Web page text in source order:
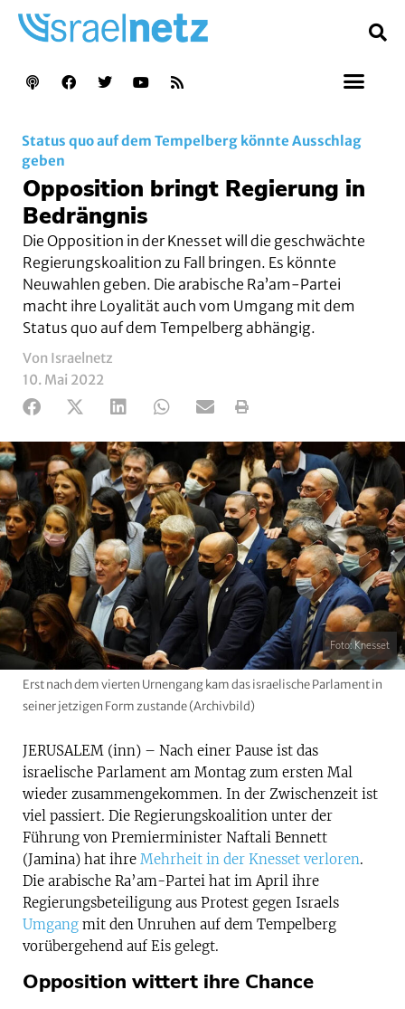
Status quo auf dem Tempelberg könnte Ausschlag
geben
Opposition bringt Regierung in
Bedrängnis
Die Opposition in der Knesset will die geschwächte
Regierungskoalition zu Fall bringen. Es könnte
Neuwahlen geben. Die arabische Ra’am-Partei
macht ihre Loyalität auch vom Umgang mit dem
Status quo auf dem Tempelberg abhängig.
Von Israelnetz
10. Mai 2022
Foto: Knesset
Erst nach dem vierten Urnengang kam das israelische Parlament in
seiner jetzigen Form zustande (Archivbild)
JERUSALEM (inn) – Nach einer Pause ist das
israelische Parlament am Montag zum ersten Mal
wieder zusammengekommen. In der Zwischenzeit ist
viel passiert. Die Regierungskoalition unter der
Führung von Premierminister Naftali Bennett
(Jamina) hat ihre Mehrheit in der Knesset verloren.
Die arabische Ra’am-Partei hat im April ihre
Regierungsbeteiligung aus Protest gegen Israels
Umgang mit den Unruhen auf dem Tempelberg
vorübergehend auf Eis gelegt.
Opposition wittert ihre Chance